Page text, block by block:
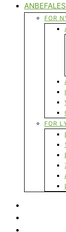
ANBEFALES
FOR
FOR